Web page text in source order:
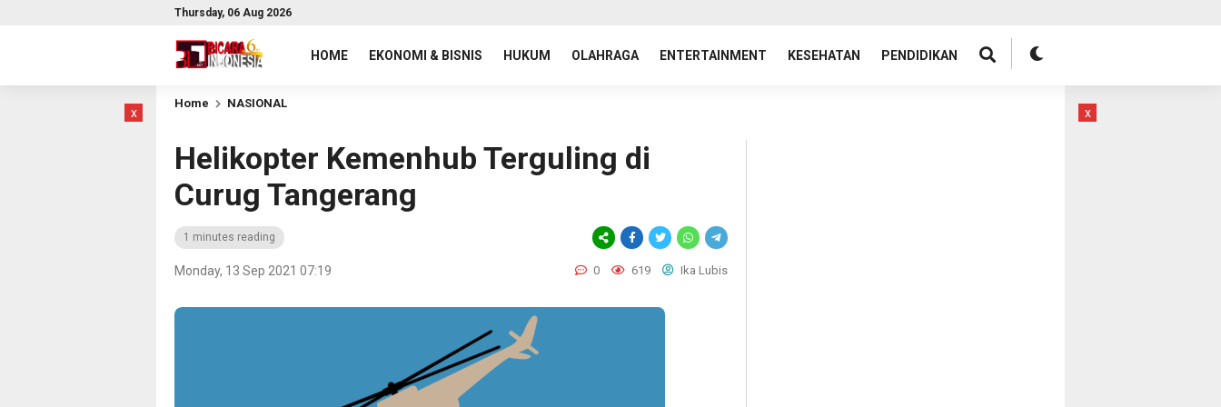
Thursday, 06 Aug 2026
HOME EKONOMI & BISNIS HUKUM OLAHRAGA ENTERTAINMENT KESEHATAN PENDIDIKAN
x
Home NASIONAL
Helikopter Kemenhub Terguling di
Curug Tangerang
1 minutes reading
Monday, 13 Sep 2021 07:19 0 619 Ika Lubis
x